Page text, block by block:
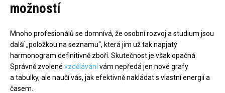
možností
Mnoho profesionálů se domnívá, že osobní rozvoj a studium jsou
další „položkou na seznamu“, která jim už tak napjatý
harmonogram definitivně zboří. Skutečnost je však opačná.
Správně zvolené vzdělávánívám nepředá jen nové grafy
a tabulky, ale naučí vás, jak efektivně nakládat s vlastní energií a
časem.